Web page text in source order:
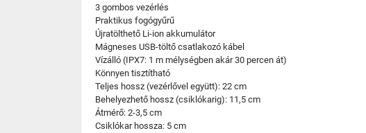
3 gombos vezérlés
Praktikus fogógyűrű
Újratölthető Li-ion akkumulátor
Mágneses USB-töltő csatlakozó kábel
Vízálló (IPX7: 1 m mélységben akár 30 percen át)
Könnyen tisztítható
Teljes hossz (vezérlővel együtt): 22 cm
Behelyezhető hossz (csiklókarig): 11,5 cm
Átmérő: 2-3,5 cm
Csiklókar hossza: 5 cm